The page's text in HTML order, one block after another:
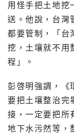
用怪手把土地挖
送。他說，台灣
都要管制，「台
挖，土壤就不用
程」。
彭啓明強調，《
要把土壤整治完
接，一定要把所
地下水污然等，